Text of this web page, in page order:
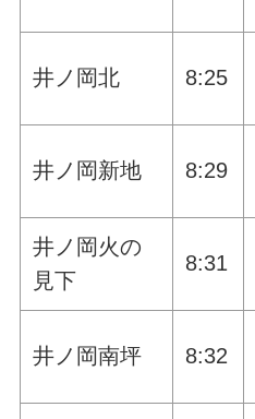
井ノ岡北 8:25
井ノ岡新地 8:29
井ノ岡火の
見下
8:31
井ノ岡南坪 8:32